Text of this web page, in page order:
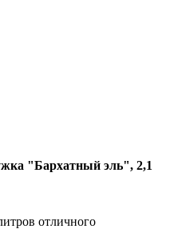
"Бархатный эль", 2,1
отличного